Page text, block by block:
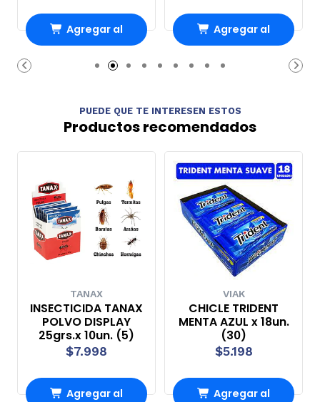
Agregar al
Carro
Agregar al
Carro
PUEDE QUE TE INTERESEN ESTOS
Productos recomendados
TANAX
INSECTICIDA TANAX
POLVO DISPLAY
25grs.x 10un. (5)
$7.998
Agregar al
VIAK
CHICLE TRIDENT
MENTA AZUL x 18un.
(30)
$5.198
Agregar al